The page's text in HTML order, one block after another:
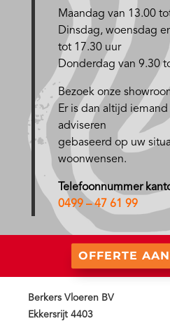
Maandag van 13.00
Dinsdag, woensdag
tot 17.30 uur
Donderdag van 9.30
Bezoek onze
Er is dan altijd
adviseren
gebaseerd op uw
woonwensen.
Telefoonnummer
0499 – 47 61 99
OFFERTE
Berkers Vloeren BV
Ekkersrijt 4403